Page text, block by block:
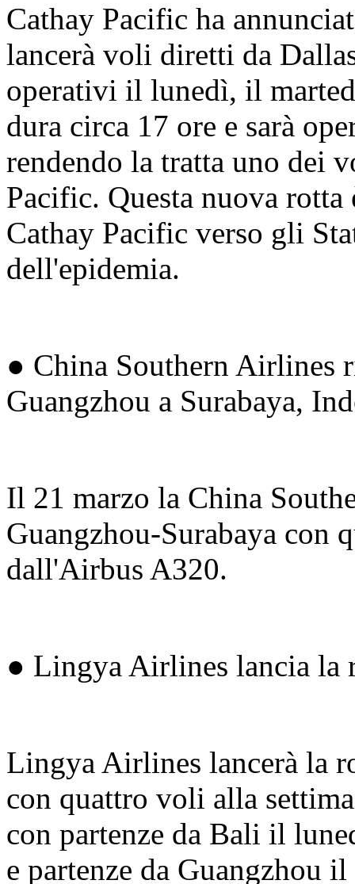
Cathay Pacific ha
lancerà voli diretti da
operativi il lunedì, il
dura circa 17 ore e sarà
rendendo la tratta uno dei
Pacific. Questa nuova
Cathay Pacific verso gli
dell'epidemia.
● China Southern Airlines
Guangzhou a Surabaya,
Il 21 marzo la China
Guangzhou-Surabaya con
dall'Airbus A320.
● Lingya Airlines lancia la
Lingya Airlines lancerà la
con quattro voli alla
con partenze da Bali il
e partenze da Guangzhou